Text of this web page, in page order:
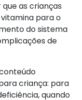
as crianças
para o
do sistema
de
criança: para
quando